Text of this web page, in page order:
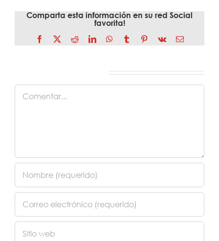
Comparta esta información en su red Social
favorita!
Facebook
X RedditLinkedInWhatsApp
TumblrPinterest
Vk
Correo
Comentar